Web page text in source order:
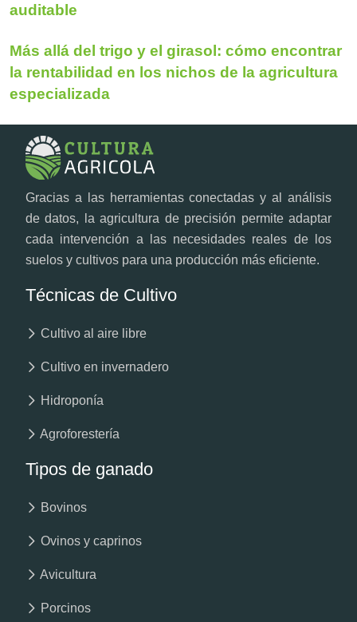
auditable
Más allá del trigo y el girasol: cómo encontrar
la rentabilidad en los nichos de la agricultura
especializada
Gracias a las herramientas conectadas y al análisis
de datos, la agricultura de precisión permite adaptar
cada intervención a las necesidades reales de los
suelos y cultivos para una producción más eficiente.
Técnicas de Cultivo
Cultivo al aire libre
Cultivo en invernadero
Hidroponía
Agroforestería
Tipos de ganado
Bovinos
Ovinos y caprinos
Avicultura
Porcinos